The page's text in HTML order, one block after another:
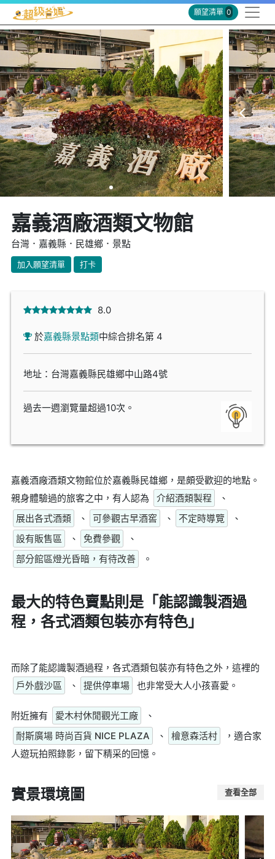
願望清單 0
嘉義酒廠酒類文物館
台灣．嘉義縣．民雄鄉．景點
加入願望清單 打卡
8.0
於嘉義縣景點類中綜合排名第 4
地址：台灣嘉義縣民雄鄉中山路4號
過去一週瀏覽量超過10次。
嘉義酒廠酒類文物館位於嘉義縣民雄鄉，是頗受歡迎的地點。
親身體驗過的旅客之中，有人認為
介紹酒類製程
、
展出各式酒類
、 可參觀古早酒窖 、 不定時導覽
、
設有販售區
、 免費參觀
、
部分館區燈光昏暗，有待改善
。
最大的特色賣點則是「能認識製酒過
程，各式酒類包裝亦有特色」
而除了能認識製酒過程，各式酒類包裝亦有特色之外，這裡的
戶外戲沙區
、 提供停車場 也非常受大人小孩喜愛。
附近擁有 愛木村休閒觀光工廠
、
耐斯廣場 時尚百貨 NICE PLAZA
、 檜意森活村
，適合家
人遊玩拍照錄影，留下精采的回憶。
實景環境圖 查看全部